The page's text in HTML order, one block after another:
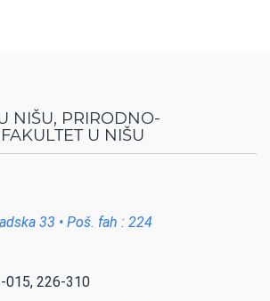
NIŠU, PRIRODNO-
U NIŠU
33 • Poš. fah : 224
015, 226-310